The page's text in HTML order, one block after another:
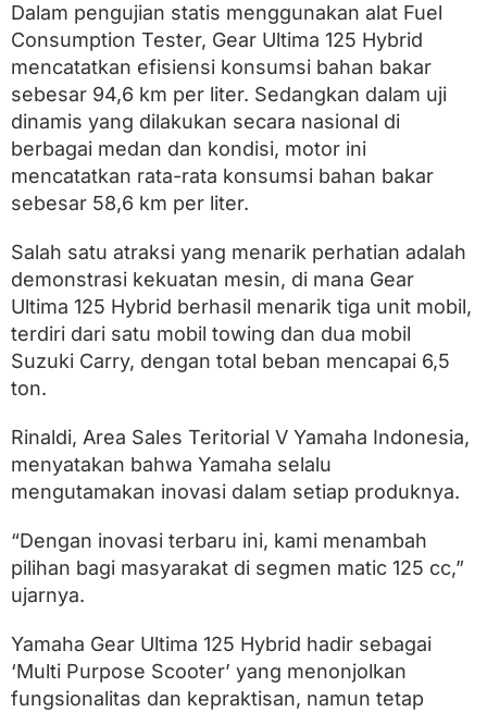
f
t
L
a
u
n
c
h
i
n
g
a
U
j
i
K
e
t
a
n
G
a
r
U
m
a
Dalam pengujian statis menggunakan alat Fuel
Consumption Tester, Gear Ultima 125 Hybrid
mencatatkan efisiensi konsumsi bahan bakar
sebesar 94,6 km per liter. Sedangkan dalam uji
dinamis yang dilakukan secara nasional di
berbagai medan dan kondisi, motor ini
mencatatkan rata-rata konsumsi bahan bakar
sebesar 58,6 km per liter.
Salah satu atraksi yang menarik perhatian adalah
demonstrasi kekuatan mesin, di mana Gear
Ultima 125 Hybrid berhasil menarik tiga unit mobil,
terdiri dari satu mobil towing dan dua mobil
Suzuki Carry, dengan total beban mencapai 6,5
ton.
Rinaldi, Area Sales Teritorial V Yamaha Indonesia,
menyatakan bahwa Yamaha selalu
mengutamakan inovasi dalam setiap produknya.
“Dengan inovasi terbaru ini, kami menambah
pilihan bagi masyarakat di segmen matic 125 cc,”
ujarnya.
Yamaha Gear Ultima 125 Hybrid hadir sebagai
‘Multi Purpose Scooter’ yang menonjolkan
fungsionalitas dan kepraktisan, namun tetap